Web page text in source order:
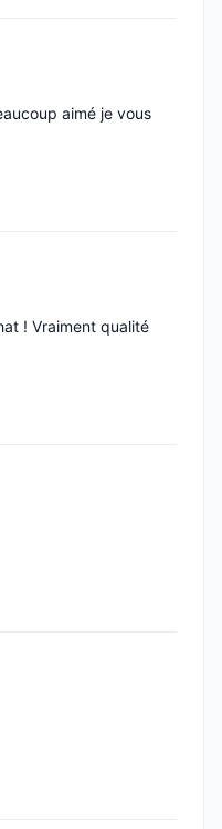
aimé je vous
! Vraiment qualité